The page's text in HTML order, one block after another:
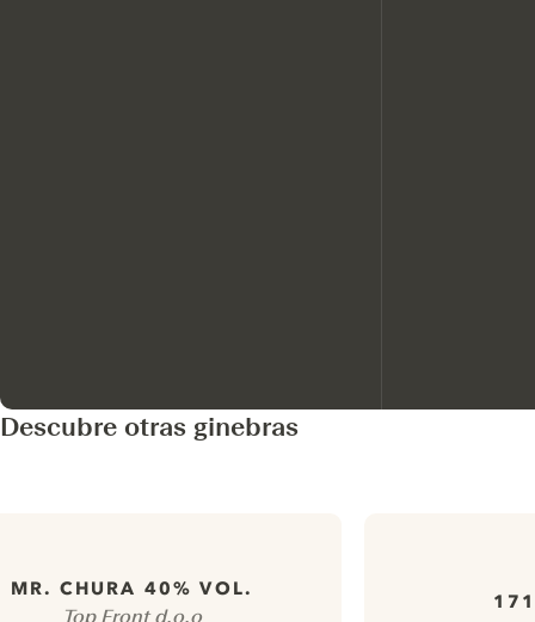
Descubre otras ginebras
MR. CHURA 40% VOL.
Top Front d.o.o